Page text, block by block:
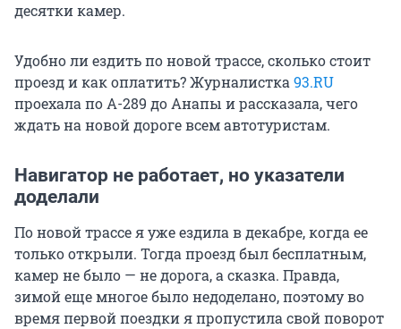
десятки камер.
Удобно ли ездить по новой трассе, сколько стоит
проезд и как оплатить? Журналистка93.RU
проехала по А-289 до Анапы и рассказала, чего
ждать на новой дороге всем автотуристам.
Навигатор не работает, но указатели
доделали
По новой трассе я уже ездила в декабре, когда ее
только открыли. Тогда проезд был бесплатным,
камер не было — не дорога, а сказка. Правда,
зимой еще многое было недоделано, поэтому во
время первой поездки я пропустила свой поворот